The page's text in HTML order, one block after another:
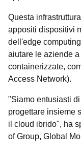
Questa
appositi dispositivi
dell'edge
aiutare le aziende
containerizzate,
Access Network).
"Siamo entusiasti
progettare insieme
il cloud ibrido", ha
of Group, Global